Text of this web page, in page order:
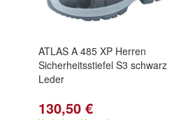
ATLAS A 485 XP Herren
Sicherheitsstiefel S3 schwarz
Leder
130,50 €